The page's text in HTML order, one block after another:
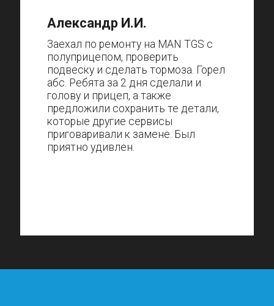
Александр И.И.
Заехал по ремонту на MAN TGS с
полуприцепом, проверить
подвеску и сделать тормоза. Горел
абс. Ребята за 2 дня сделали и
голову и прицеп, а также
предложили сохранить те детали,
которые другие сервисы
приговаривали к замене. Был
приятно удивлен.